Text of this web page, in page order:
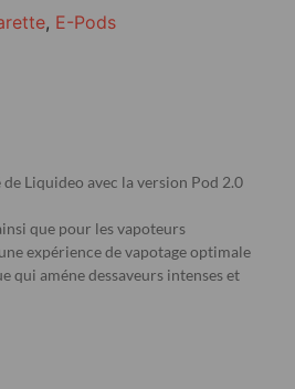
, E-Pods
Liquideo avec la version Pod 2.0
que pour les vapoteurs
expérience de vapotage optimale
qui améne dessaveurs intenses et